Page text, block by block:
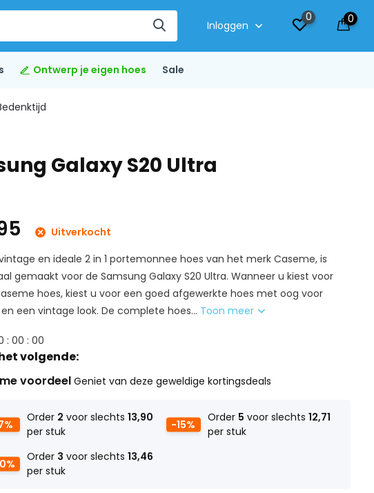
Inloggen
0 0
Ontwerp je eigen hoes Sale
Galaxy S20 Ultra
Uitverkocht
en ideale 2 in 1 portemonnee hoes van het merk Caseme, is
gemaakt voor de Samsung Galaxy S20 Ultra. Wanneer u kiest voor
hoes, kiest u voor een goed afgewerkte hoes met oog voor
een vintage look. De complete hoes... Toon meer
:00 :00
volgende:
voordeelGeniet van deze geweldige kortingsdeals
Order 2 voor slechts13,90
per stuk
Order 3 voor slechts13,46
per stuk
-15%
Order 5 voor slechts 12,71
per stuk